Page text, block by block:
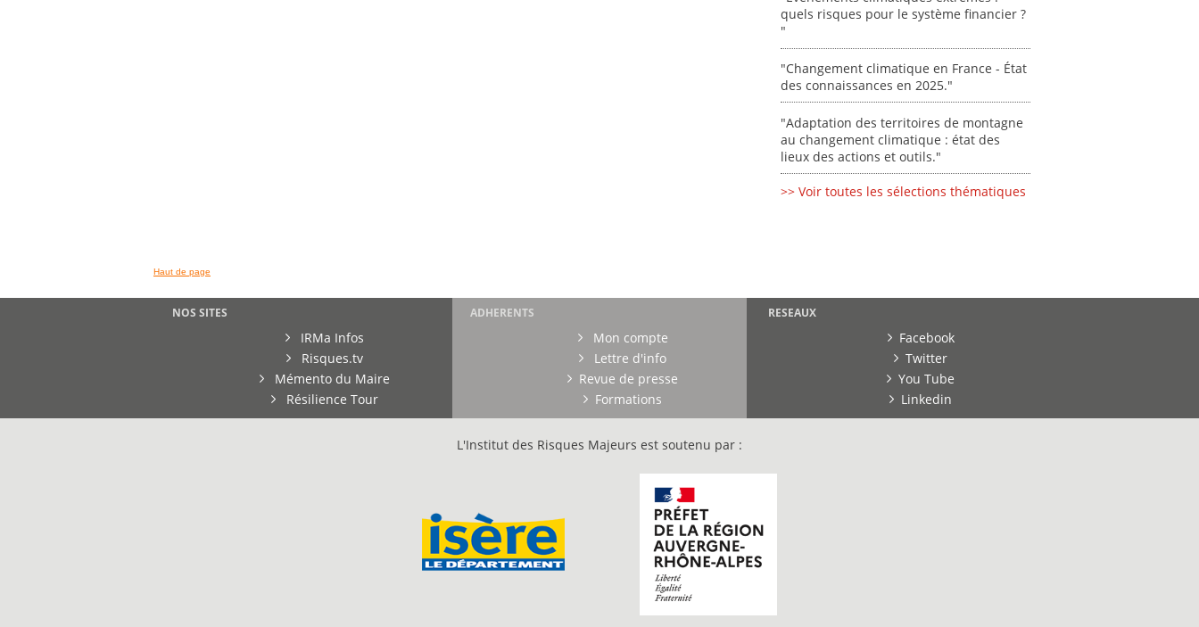
quels risques pour le système financier ?
"
"Changement climatique en France - État
des connaissances en 2025."
"Adaptation des territoires de montagne
au changement climatique : état des
lieux des actions et outils."
>> Voir toutes les sélections thématiques
Haut de page
NOS SITES
IRMa Infos
Risques.tv
Mémento du Maire
Résilience Tour
ADHERENTS
Mon compte
Lettre d'info
Revue de presse
Formations
RESEAUX
Facebook
Twitter
You Tube
Linkedin
L'Institut des Risques Majeurs est soutenu par :